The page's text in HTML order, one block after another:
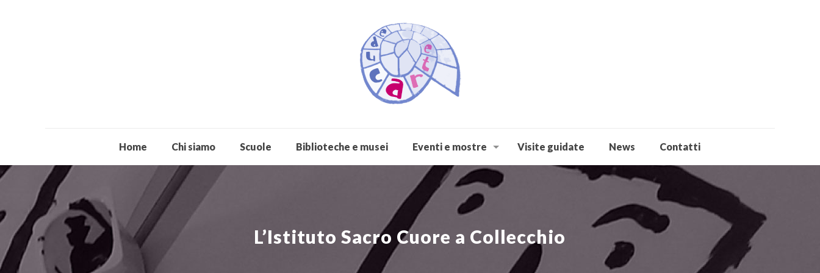
Home Chi siamo Scuole Biblioteche e musei Eventi e mostre Visite guidate News Contatti
L’Istituto Sacro Cuore a Collecchio